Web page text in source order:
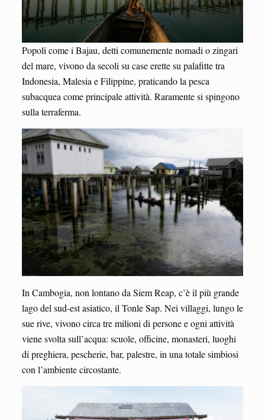
Popoli come i Bajau, detti comunemente nomadi o zingari
del mare, vivono da secoli su case erette su palafitte tra
Indonesia, Malesia e Filippine, praticando la pesca
subacquea come principale attività. Raramente si spingono
sulla terraferma.
In Cambogia, non lontano da Siem Reap, c’è il più grande
lago del sud-est asiatico, il Tonle Sap. Nei villaggi, lungo le
sue rive, vivono circa tre milioni di persone e ogni attività
viene svolta sull’acqua: scuole, officine, monasteri, luoghi
di preghiera, pescherie, bar, palestre, in una totale simbiosi
con l’ambiente circostante.